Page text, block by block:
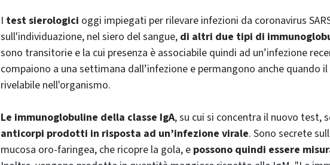
I test sierologici oggi impiegati per rilevare infezioni da coronavirus
sull'individuazione, nel siero del sangue, di altri due tipi di
sono transitorie e la cui presenza è associabile quindi ad un’infezione
compaiono a una settimana dall’infezione e permangono anche quando il
rivelabile nell'organismo.
Le immunoglobuline della classe IgA, su cui si concentra il nuovo test,
anticorpi prodotti in risposta ad un’infezione virale. Sono secrete
mucosa oro-faringea, che ricopre la gola, e possono quindi essere